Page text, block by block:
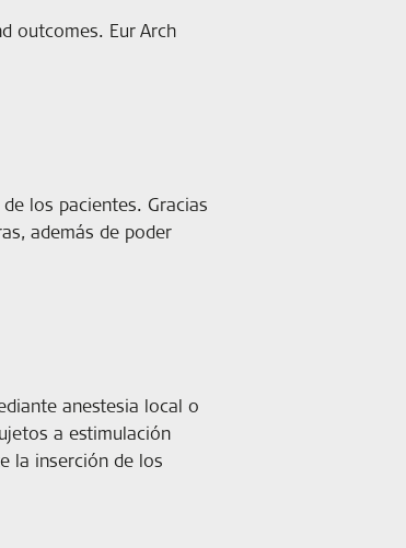
outcomes. Eur Arch
los pacientes. Gracias
además de poder
anestesia local o
a estimulación
la inserción de los